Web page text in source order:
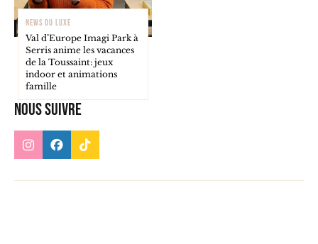
Nous suivre
NEWS DU LUXE
Val d’Europe Imagi Park à
Serris anime les vacances
de la Toussaint: jeux
indoor et animations
famille